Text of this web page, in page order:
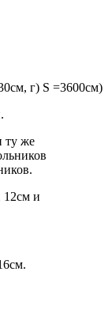
г) S =3600см)
ту же
12см и